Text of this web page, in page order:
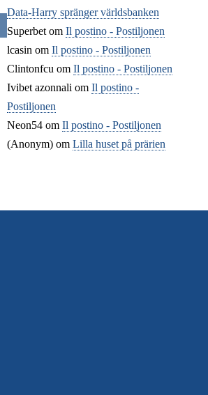
Data-Harry spränger världsbanken
Superbet om Il postino - Postiljonen
lcasin om Il postino - Postiljonen
Clintonfcu om Il postino - Postiljonen
Ivibet azonnali om Il postino -
Postiljonen
Neon54 om Il postino - Postiljonen
(Anonym) om Lilla huset på prärien